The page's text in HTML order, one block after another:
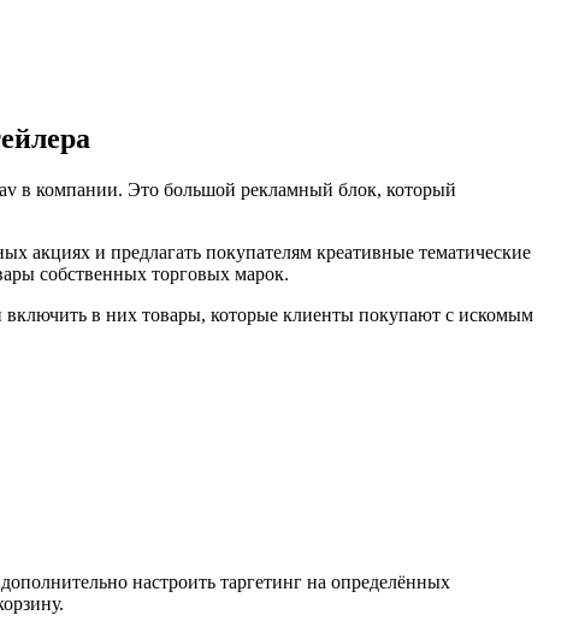
в компании. Это большой рекламный блок, который
акциях и предлагать покупателям креативные тематические
собственных торговых марок.
в них товары, которые клиенты покупают с искомым
настроить таргетинг на определённых